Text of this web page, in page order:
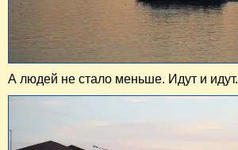
А людей не стало меньше. Идут и идут.